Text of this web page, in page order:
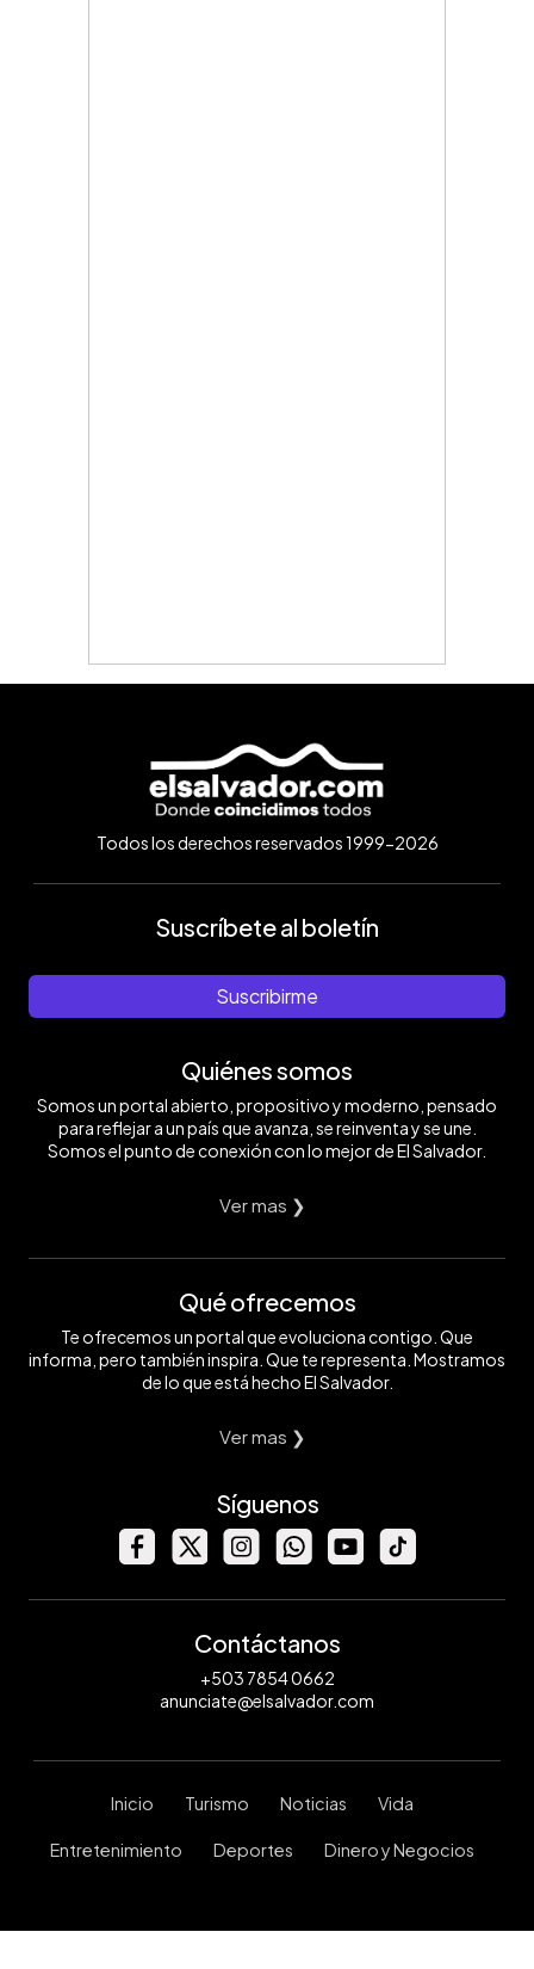
Todos los derechos reservados 1999-2026
Suscríbete al boletín
Suscribirme
Quiénes somos
Somos un portal abierto, propositivo y moderno, pensado
para reflejar a un país que avanza, se reinventa y se une.
Somos el punto de conexión con lo mejor de El Salvador.
Ver mas ❯
Qué ofrecemos
Te ofrecemos un portal que evoluciona contigo. Que
informa, pero también inspira. Que te representa. Mostramos
de lo que está hecho El Salvador.
Ver mas ❯
Síguenos
Contáctanos
+503 7854 0662
anunciate@elsalvador.com
Inicio Turismo Noticias Vida
Entretenimiento Deportes Dinero y Negocios